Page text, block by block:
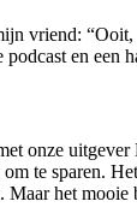
vriend:
en een
onze
te sparen.
het